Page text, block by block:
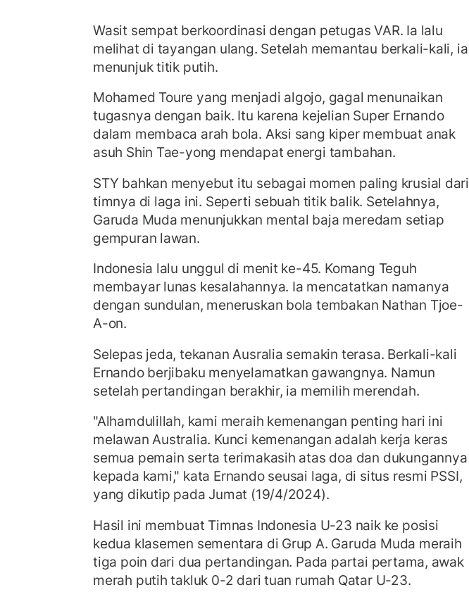
Wasit sempat berkoordinasi dengan petugas VAR. Ia lalu
melihat di tayangan ulang. Setelah memantau berkali-kali, ia
menunjuk titik putih.
Mohamed Toure yang menjadi algojo, gagal menunaikan
tugasnya dengan baik. Itu karena kejelian Super Ernando
dalam membaca arah bola. Aksi sang kiper membuat anak
asuh Shin Tae-yong mendapat energi tambahan.
STY bahkan menyebut itu sebagai momen paling krusial dari
timnya di laga ini. Seperti sebuah titik balik. Setelahnya,
Garuda Muda menunjukkan mental baja meredam setiap
gempuran lawan.
Indonesia lalu unggul di menit ke-45. Komang Teguh
membayar lunas kesalahannya. Ia mencatatkan namanya
dengan sundulan, meneruskan bola tembakan Nathan Tjoe-
A-on.
Selepas jeda, tekanan Ausralia semakin terasa. Berkali-kali
Ernando berjibaku menyelamatkan gawangnya. Namun
setelah pertandingan berakhir, ia memilih merendah.
"Alhamdulillah, kami meraih kemenangan penting hari ini
melawan Australia. Kunci kemenangan adalah kerja keras
semua pemain serta terimakasih atas doa dan dukungannya
kepada kami," kata Ernando seusai laga, di situs resmi PSSI,
yang dikutip pada Jumat (19/4/2024).
Hasil ini membuat Timnas Indonesia U-23 naik ke posisi
kedua klasemen sementara di Grup A. Garuda Muda meraih
tiga poin dari dua pertandingan. Pada partai pertama, awak
merah putih takluk 0-2 dari tuan rumah Qatar U-23.